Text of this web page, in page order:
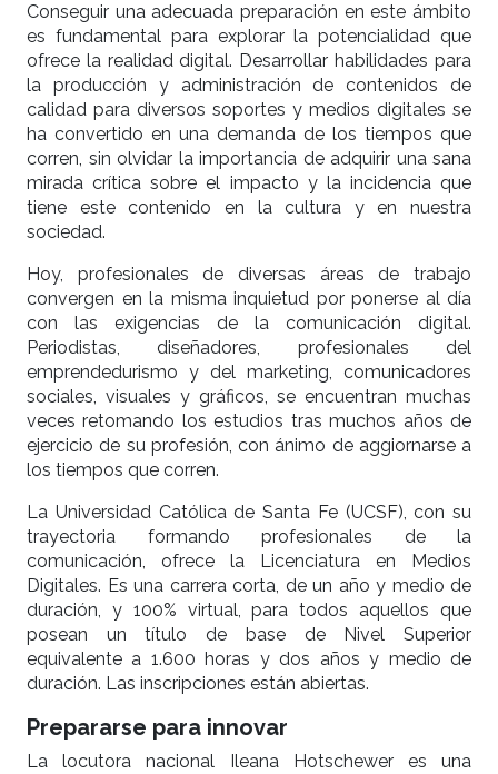
Conseguir una adecuada preparación en este ámbito
es fundamental para explorar la potencialidad que
ofrece la realidad digital. Desarrollar habilidades para
la producción y administración de contenidos de
calidad para diversos soportes y medios digitales se
ha convertido en una demanda de los tiempos que
corren, sin olvidar la importancia de adquirir una sana
mirada crítica sobre el impacto y la incidencia que
tiene este contenido en la cultura y en nuestra
sociedad.
Hoy, profesionales de diversas áreas de trabajo
convergen en la misma inquietud por ponerse al día
con las exigencias de la comunicación digital.
Periodistas, diseñadores, profesionales del
emprendedurismo y del marketing, comunicadores
sociales, visuales y gráficos, se encuentran muchas
veces retomando los estudios tras muchos años de
ejercicio de su profesión, con ánimo de aggiornarse a
los tiempos que corren.
La Universidad Católica de Santa Fe (UCSF), con su
trayectoria formando profesionales de la
comunicación, ofrece la Licenciatura en Medios
Digitales. Es una carrera corta, de un año y medio de
duración, y 100% virtual, para todos aquellos que
posean un título de base de Nivel Superior
equivalente a 1.600 horas y dos años y medio de
duración. Las inscripciones están abiertas.
Prepararse para innovar
La locutora nacional Ileana Hotschewer es una